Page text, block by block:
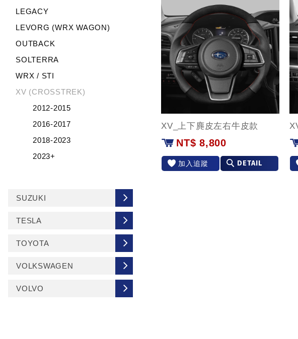
LEGACY
LEVORG (WRX WAGON)
OUTBACK
SOLTERRA
WRX / STI
XV (CROSSTREK)
2012-2015
2016-2017
2018-2023
2023+
SUZUKI
TESLA
TOYOTA
VOLKSWAGEN
VOLVO
XV_上下麂皮左右牛皮款
NT$ 8,800
加入追蹤 DETAIL